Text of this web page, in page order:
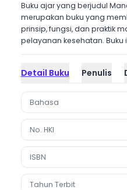
Buku ajar yang berjudul
merupakan buku yang
prinsip, fungsi, dan praktik
pelayanan kesehatan. Buku
Detail Buku Penulis
Bahasa
No. HKI
ISBN
Tahun Terbit